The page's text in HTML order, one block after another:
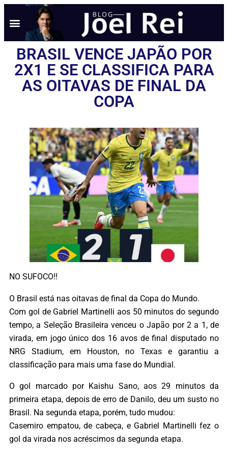
BRASIL VENCE JAPÃO POR
2X1 E SE CLASSIFICA PARA
AS OITAVAS DE FINAL DA
COPA
NO SUFOCO!!
O Brasil está nas oitavas de final da Copa do Mundo.
Com gol de Gabriel Martinelli aos 50 minutos do segundo
tempo, a Seleção Brasileira venceu o Japão por 2 a 1, de
virada, em jogo único dos 16 avos de final disputado no
NRG Stadium, em Houston, no Texas e garantiu a
classificação para mais uma fase do Mundial.
O gol marcado por Kaishu Sano, aos 29 minutos da
primeira etapa, depois de erro de Danilo, deu um susto no
Brasil. Na segunda etapa, porém, tudo mudou:
Casemiro empatou, de cabeça, e Gabriel Martinelli fez o
gol da virada nos acréscimos da segunda etapa.